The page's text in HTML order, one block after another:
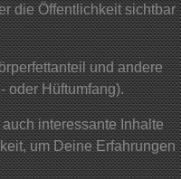
die Öffentlichkeit sichtbar
und andere
oder Hüftumfang).
interessante Inhalte
um Deine Erfahrungen